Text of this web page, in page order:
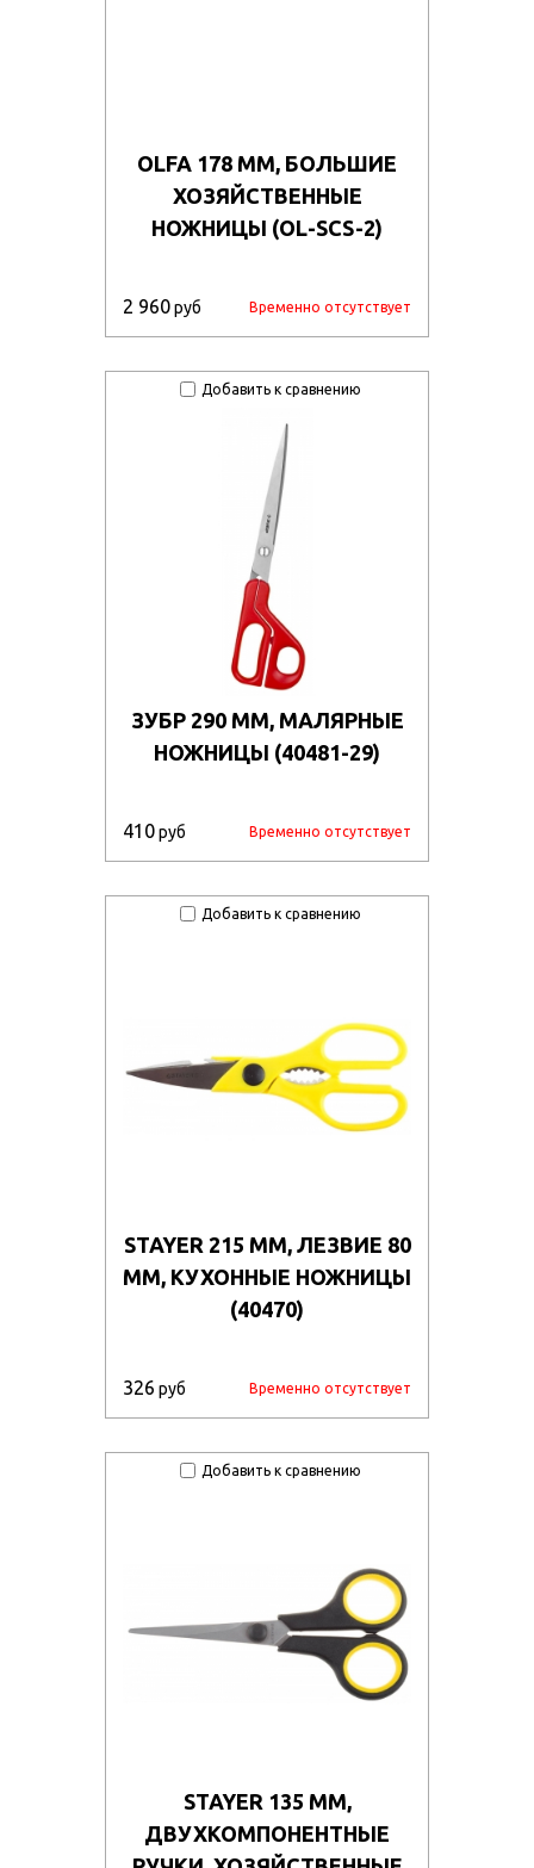
OLFA 178 ММ, БОЛЬШИЕ
ХОЗЯЙСТВЕННЫЕ
НОЖНИЦЫ (OL-SCS-2)
2 960руб Временно отсутствует
Добавить к сравнению
ЗУБР 290 ММ, МАЛЯРНЫЕ
НОЖНИЦЫ (40481-29)
410руб Временно отсутствует
Добавить к сравнению
STAYER 215 ММ, ЛЕЗВИЕ 80
ММ, КУХОННЫЕ НОЖНИЦЫ
(40470)
326 руб Временно отсутствует
Добавить к сравнению
STAYER 135 ММ,
ДВУХКОМПОНЕНТНЫЕ